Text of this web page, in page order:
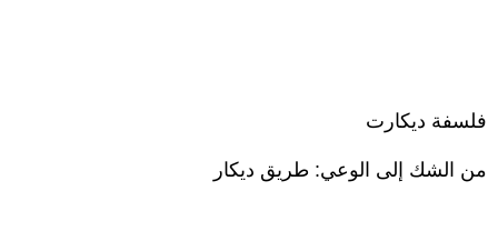
فلسفة ديكارت
من الشك إلى الوعي: طريق ديكار